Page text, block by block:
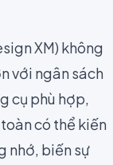
XM) không
với ngân sách
cụ phù hợp,
có thể kiến
nhớ, biến sự